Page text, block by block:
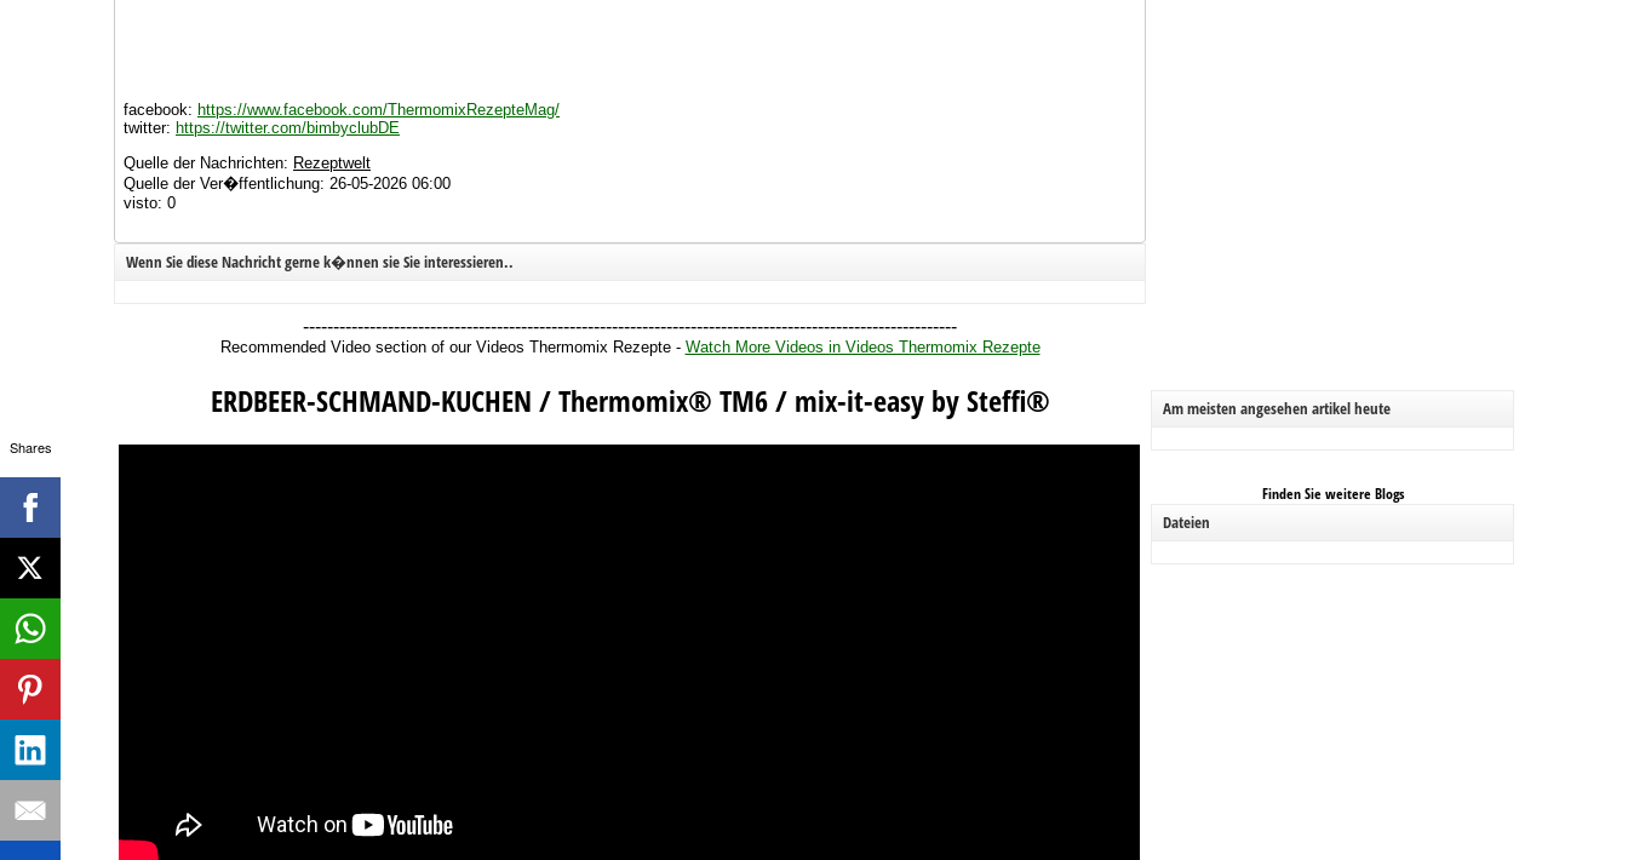
facebook: https://www.facebook.com/ThermomixRezepteMag/
twitter: https://twitter.com/bimbyclubDE
Quelle der Nachrichten: Rezeptwelt
Quelle der Ver�ffentlichung: 26-05-2026 06:00
visto: 0
Wenn Sie diese Nachricht gerne k�nnen sie Sie interessieren..
------------------------------------------------------------------------------------------------------------
Recommended Video section of our Videos Thermomix Rezepte - Watch More Videos in Videos Thermomix Rezepte
ERDBEER-SCHMAND-KUCHEN / Thermomix® TM6 / mix-it-easy by Steffi® Am meisten angesehen artikel heute
Finden Sie weitere Blogs
Dateien
Shares